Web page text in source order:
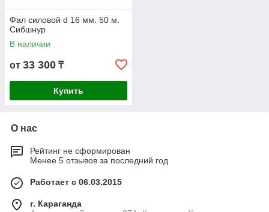
Фал силовой d 16 мм. 50 м.
Сибшнур
В наличии
от 33 300 ₸
Купить
О нас
Рейтинг не сформирован
Менее 5 отзывов за последний год
Работает с 06.03.2015
г. Караганда